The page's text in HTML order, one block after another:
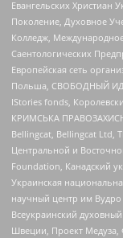
Евангельских Христиан
Поколение, Духовное
Колледж,
Саентологических
Европейская сеть
Польша, СВОБОДНЫЙ
IStories fonds,
КРИМСЬКА
Bellingcat, Bellingcat Ltd,
Центральной и
Foundation, Канадский
Украинская
научный центр им
Всеукраинский
Швеции, Проект Медуза,